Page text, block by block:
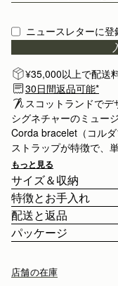
ニュースレターに登
¥35,000以上で配送
30日間返品可能*
スコットランドで
シグネチャーのミュー
Corda bracelet（コル
ストラップが特徴で、
ね付けしてレイヤード
もっと見る
サイズ＆収納
Corda Bracelet は手首
(12.8") - 36cm (14.2")
す。
特徴とお手入れ
イタリア製
カーフレザー
バックル留め具
配送と返品
¥35,000以下のご注文
パッケージ
店舗の在庫